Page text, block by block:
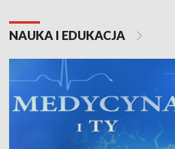
NAUKA I EDUKACJA